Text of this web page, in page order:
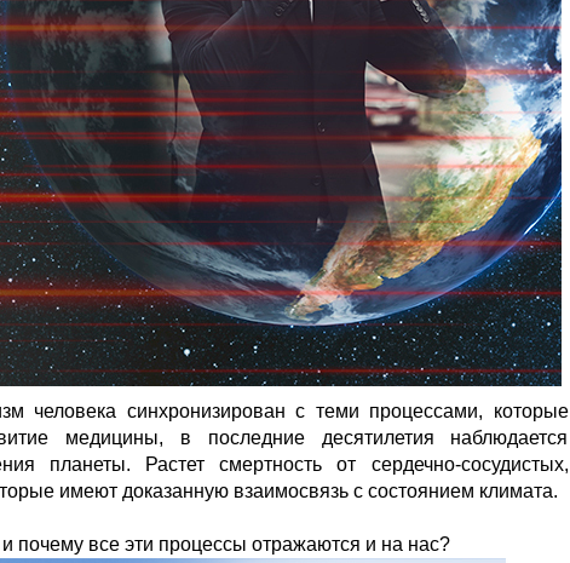
человека синхронизирован с теми процессами, которые
медицины, в последние десятилетия наблюдается
планеты. Растет смертность от сердечно-сосудистых,
имеют доказанную взаимосвязь с состоянием климата.
почему все эти процессы отражаются и на нас?